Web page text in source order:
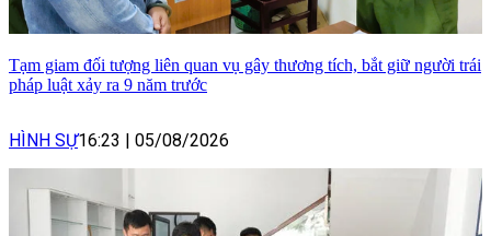
Tạm giam đối tượng liên quan vụ gây thương tích, bắt giữ người trái
pháp luật xảy ra 9 năm trước
HÌNH SỰ16:23 05/08/2026